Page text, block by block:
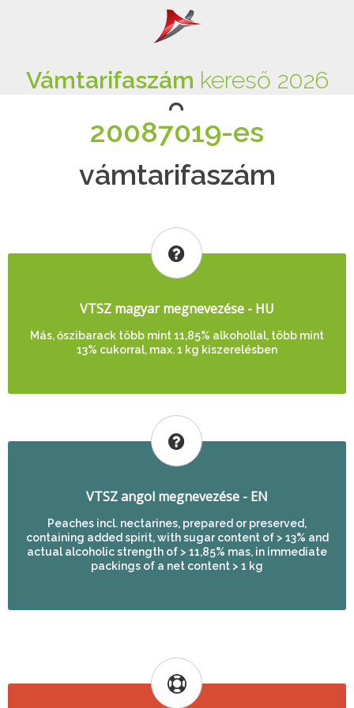
Vámtarifaszám kereső 2026
20087019-es
vámtarifaszám
VTSZ magyar megnevezése - HU
Más, őszibarack több mint 11,85% alkohollal, több mint
13% cukorral, max. 1 kg kiszerelésben
VTSZ angol megnevezése - EN
Peaches incl. nectarines, prepared or preserved,
containing added spirit, with sugar content of > 13% and
actual alcoholic strength of > 11,85% mas, in immediate
packings of a net content > 1 kg